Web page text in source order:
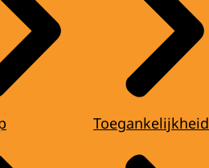
Toegankelijkheid